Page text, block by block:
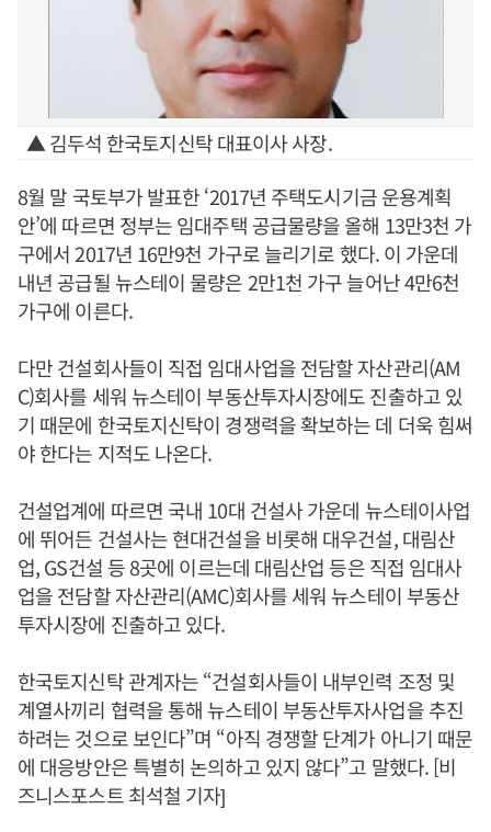
▲ 김두석 한국토지신탁 대표이사 사장.
8월 말 국토부가 발표한 ‘2017년 주택도시기금 운용계획
안’에 따르면 정부는 임대주택 공급물량을 올해 13만3천 가
구에서 2017년 16만9천 가구로 늘리기로 했다. 이 가운데
내년 공급될 뉴스테이 물량은 2만1천 가구 늘어난 4만6천
가구에 이른다.
다만 건설회사들이 직접 임대사업을 전담할 자산관리(AM
C)회사를 세워 뉴스테이 부동산투자시장에도 진출하고 있
기 때문에 한국토지신탁이 경쟁력을 확보하는 데 더욱 힘써
야 한다는 지적도 나온다.
건설업계에 따르면 국내 10대 건설사 가운데 뉴스테이사업
에 뛰어든 건설사는 현대건설을 비롯해 대우건설, 대림산
업, GS건설 등 8곳에 이르는데 대림산업 등은 직접 임대사
업을 전담할 자산관리(AMC)회사를 세워 뉴스테이 부동산
투자시장에 진출하고 있다.
한국토지신탁 관계자는 “건설회사들이 내부인력 조정 및
계열사끼리 협력을 통해 뉴스테이 부동산투자사업을 추진
하려는 것으로 보인다”며 “아직 경쟁할 단계가 아니기 때문
에 대응방안은 특별히 논의하고 있지 않다”고 말했다. [비
즈니스포스트 최석철 기자]